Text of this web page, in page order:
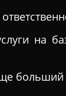
на
больший